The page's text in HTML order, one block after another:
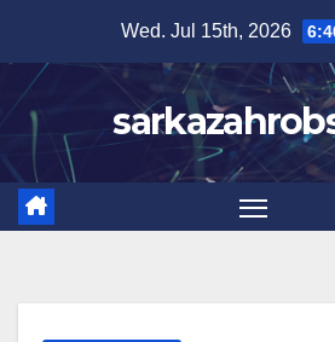
content
Wed. Jul 15th, 2026